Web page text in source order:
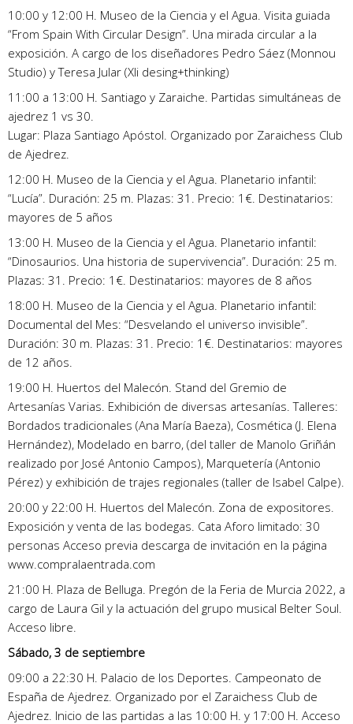
10:00 y 12:00 H. Museo de la Ciencia y el Agua. Visita guiada
“From Spain With Circular Design”. Una mirada circular a la
exposición. A cargo de los diseñadores Pedro Sáez (Monnou
Studio) y Teresa Jular (Xli desing+thinking)
11:00 a 13:00 H. Santiago y Zaraiche. Partidas simultáneas de
ajedrez 1 vs 30.
Lugar: Plaza Santiago Apóstol. Organizado por Zaraichess Club
de Ajedrez.
12:00 H. Museo de la Ciencia y el Agua. Planetario infantil:
“Lucía”. Duración: 25 m. Plazas: 31. Precio: 1€. Destinatarios:
mayores de 5 años
13:00 H. Museo de la Ciencia y el Agua. Planetario infantil:
“Dinosaurios. Una historia de supervivencia”. Duración: 25 m.
Plazas: 31. Precio: 1€. Destinatarios: mayores de 8 años
18:00 H. Museo de la Ciencia y el Agua. Planetario infantil:
Documental del Mes: “Desvelando el universo invisible”.
Duración: 30 m. Plazas: 31. Precio: 1€. Destinatarios: mayores
de 12 años.
19:00 H. Huertos del Malecón. Stand del Gremio de
Artesanías Varias. Exhibición de diversas artesanías. Talleres:
Bordados tradicionales (Ana María Baeza), Cosmética (J. Elena
Hernández), Modelado en barro, (del taller de Manolo Griñán
realizado por José Antonio Campos), Marquetería (Antonio
Pérez) y exhibición de trajes regionales (taller de Isabel Calpe).
20:00 y 22:00 H. Huertos del Malecón. Zona de expositores.
Exposición y venta de las bodegas. Cata Aforo limitado: 30
personas Acceso previa descarga de invitación en la página
www.compralaentrada.com
21:00 H. Plaza de Belluga. Pregón de la Feria de Murcia 2022, a
cargo de Laura Gil y la actuación del grupo musical Belter Soul.
Acceso libre.
Sábado, 3 de septiembre
09:00 a 22:30 H. Palacio de los Deportes. Campeonato de
España de Ajedrez. Organizado por el Zaraichess Club de
Ajedrez. Inicio de las partidas a las 10:00 H. y 17:00 H. Acceso